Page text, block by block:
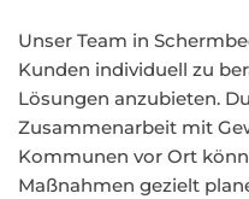
Unser Team in
Kunden individuell zu
Lösungen anzubieten.
Zusammenarbeit mit
Kommunen vor Ort
Maßnahmen gezielt